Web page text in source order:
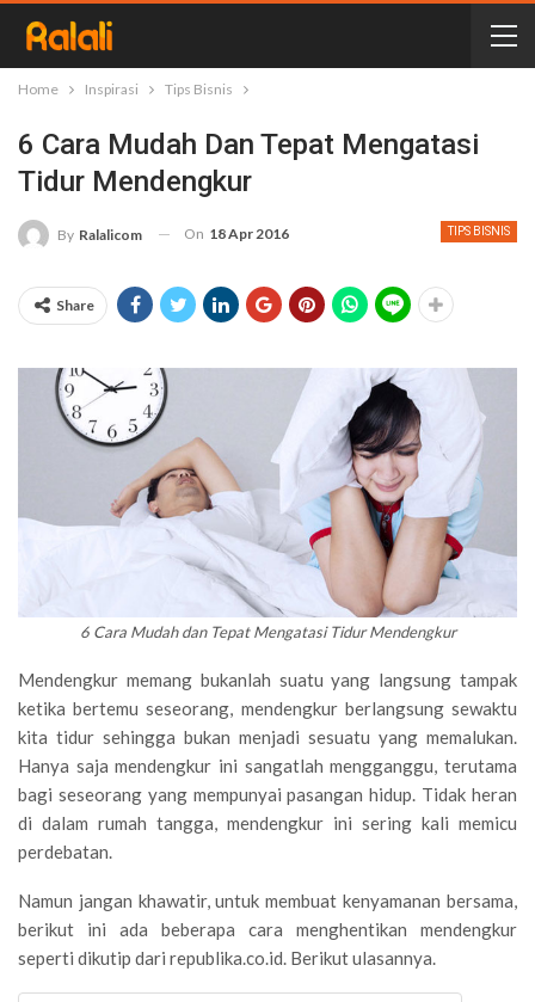
Home Inspirasi Tips Bisnis
6 Cara Mudah Dan Tepat Mengatasi
Tidur Mendengkur
TIPS BISNIS
By Ralalicom On 18 Apr 2016
Share
6 Cara Mudah dan Tepat Mengatasi Tidur Mendengkur
Mendengkur memang bukanlah suatu yang langsung tampak
ketika bertemu seseorang, mendengkur berlangsung sewaktu
kita tidur sehingga bukan menjadi sesuatu yang memalukan.
Hanya saja mendengkur ini sangatlah mengganggu, terutama
bagi seseorang yang mempunyai pasangan hidup. Tidak heran
di dalam rumah tangga, mendengkur ini sering kali memicu
perdebatan.
Namun jangan khawatir, untuk membuat kenyamanan bersama,
berikut ini ada beberapa cara menghentikan mendengkur
seperti dikutip dari republika.co.id. Berikut ulasannya.